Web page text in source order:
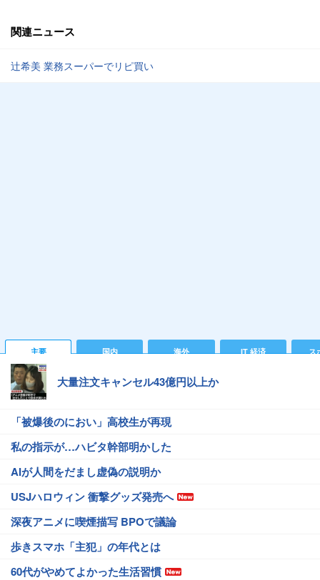
関連ニュース
辻希美 業務スーパーでリピ買い
主要 国内 海外 IT 経済 ス
大量注文キャンセル43億円以上か
「被爆後のにおい」高校生が再現
私の指示が…ハビタ幹部明かした
AIが人間をだまし虚偽の説明か
USJハロウィン 衝撃グッズ発売へ
深夜アニメに喫煙描写 BPOで議論
歩きスマホ「主犯」の年代とは
60代がやめてよかった生活習慣